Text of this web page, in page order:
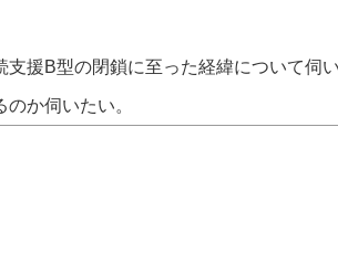
援B型の閉鎖に至った経緯について伺い
か伺いたい。